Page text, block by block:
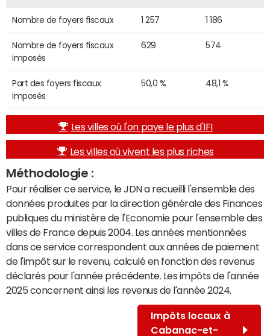
Nombre de foyers fiscaux 1 257 1 186
Nombre de foyers fiscaux
imposés
629 574
Part des foyers fiscaux
imposés
50,0 % 48,1 %
Les villes où l'on paye le plus d'IFI
Les villes où vivent les plus riches
Méthodologie :
Pour réaliser ce service, le JDN a recueilli l'ensemble des
données produites par la direction générale des Finances
publiques du ministère de l'Economie pour l'ensemble des
villes de France depuis 2004. Les années mentionnées
dans ce service correspondent aux années de paiement
de l'impôt sur le revenu, calculé en fonction des revenus
déclarés pour l'année précédente. Les impôts de l'année
2025 concernent ainsi les revenus de l'année 2024.
Impôts locaux à
Cabanac-et-